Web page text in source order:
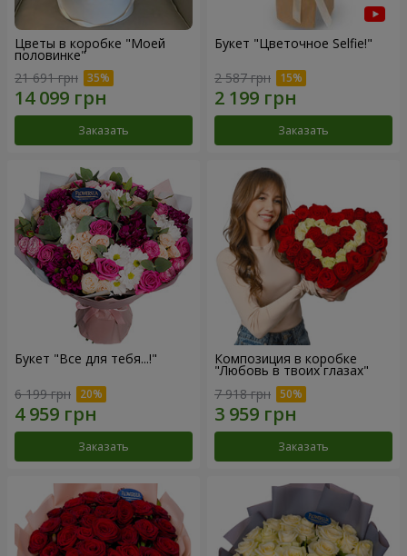
Цветы в коробке "Моей
половинке"
21 691 грн
Заказать
Букет "Цветочное Selfie!"
2 587 грн
Заказать
Букет "Все для тебя...!"
6 199 грн
Заказать
Композиция в коробке
"Любовь в твоих глазах"
7 918 грн
Заказать